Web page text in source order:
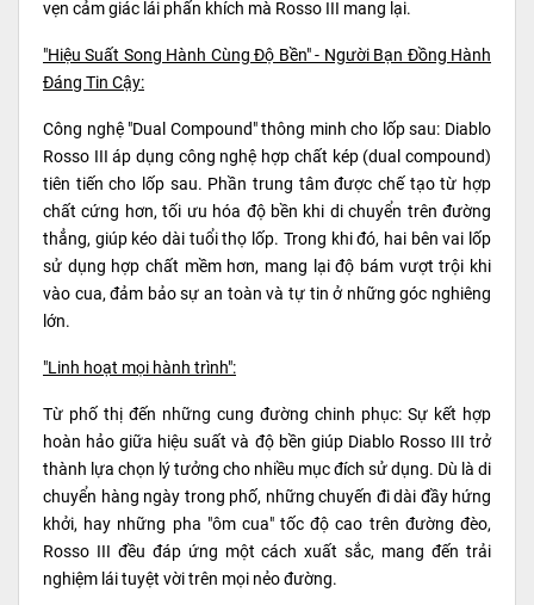
vẹn cảm giác lái phấn khích mà Rosso III mang lại.
"Hiệu Suất Song Hành Cùng Độ Bền" - Người Bạn Đồng Hành
Đáng Tin Cậy:
Công nghệ "Dual Compound" thông minh cho lốp sau: Diablo
Rosso III áp dụng công nghệ hợp chất kép (dual compound)
tiên tiến cho lốp sau. Phần trung tâm được chế tạo từ hợp
chất cứng hơn, tối ưu hóa độ bền khi di chuyển trên đường
thẳng, giúp kéo dài tuổi thọ lốp. Trong khi đó, hai bên vai lốp
sử dụng hợp chất mềm hơn, mang lại độ bám vượt trội khi
vào cua, đảm bảo sự an toàn và tự tin ở những góc nghiêng
lớn.
"Linh hoạt mọi hành trình":
Từ phố thị đến những cung đường chinh phục: Sự kết hợp
hoàn hảo giữa hiệu suất và độ bền giúp Diablo Rosso III trở
thành lựa chọn lý tưởng cho nhiều mục đích sử dụng. Dù là di
chuyển hàng ngày trong phố, những chuyến đi dài đầy hứng
khởi, hay những pha "ôm cua" tốc độ cao trên đường đèo,
Rosso III đều đáp ứng một cách xuất sắc, mang đến trải
nghiệm lái tuyệt vời trên mọi nẻo đường.